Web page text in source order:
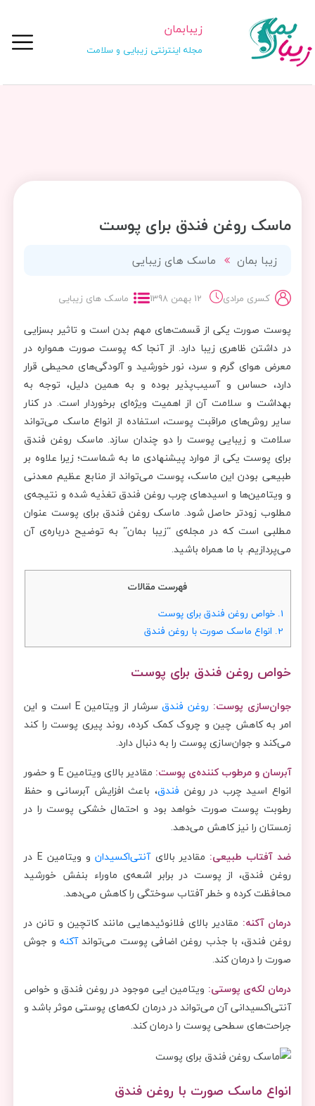
زیبابمان
مجله اینترنتی زیبایی و سلامت
ماسک روغن فندق برای پوست
زیبا بمان ماسک های زیبایی
کسری مرادی 12 بهمن 1398 ماسک های زیبایی
پوست صورت یکی از قسمت‌های مهم بدن است و تاثیر بسزایی
در داشتن ظاهری زیبا دارد. از آنجا که پوست صورت همواره در
معرض هوای گرم و سرد، نور خورشید و آلودگی‌های محیطی قرار
دارد، حساس و آسیب‌پذیر بوده و به همین دلیل، توجه به
بهداشت و سلامت آن از اهمیت ویژه‌ای برخوردار است. در کنار
سایر روش‌های مراقبت پوست، استفاده از انواع ماسک می‌تواند
سلامت و زیبایی پوست را دو چندان سازد. ماسک روغن فندق
برای پوست یکی از موارد پیشنهادی ما به شماست؛ زیرا علاوه بر
طبیعی بودن این ماسک، پوست می‌تواند از منابع عظیم معدنی
و ویتامین‌ها و اسیدهای چرب روغن فندق تغذیه شده و نتیجه‌ی
مطلوب زودتر حاصل شود. ماسک روغن فندق برای پوست عنوان
مطلبی است که در مجله‌ی “زیبا بمان” به توضیح درباره‌ی آن
می‌پردازیم. با ما همراه باشید.
فهرست مقالات
1. خواص روغن فندق برای پوست
2. انواع ماسک صورت با روغن فندق
خواص روغن فندق برای پوست
جوان‌سازی پوست: روغن فندق
سرشار از ویتامین E است و این
امر به کاهش چین و چروک کمک کرده، روند پیری پوست را کند
می‌کند و جوان‌سازی پوست را به دنبال دارد.
آبرسان و مرطوب کننده‌ی پوست:
مقادیر بالای ویتامین E و حضور
انواع اسید چرب در روغن فندق، باعث افزایش آبرسانی و حفظ
رطوبت پوست صورت خواهد بود و احتمال خشکی پوست را در
زمستان را نیز کاهش می‌دهد.
ضد آفتاب طبیعی: مقادیر بالای آنتی‌اکسیدان
و ویتامین E در
روغن فندق، از پوست در برابر اشعه‌ی ماوراء بنفش خورشید
محافظت کرده و خطر آفتاب سوختگی را کاهش می‌دهد.
درمان آکنه: مقادیر بالای فلانوئیدهایی مانند کاتچین و تانن در
روغن فندق، با جذب روغن اضافی پوست می‌تواندآکنهو جوش
صورت را درمان کند.
درمان لکه‌ی‌ پوستی: ویتامین ایی موجود در روغن فندق و خواص
آنتی‌اکسیدانی آن می‌تواند در درمان لکه‌های پوستی موثر باشد و
جراحت‌های سطحی پوست را درمان کند.
انواع ماسک صورت با روغن فندق